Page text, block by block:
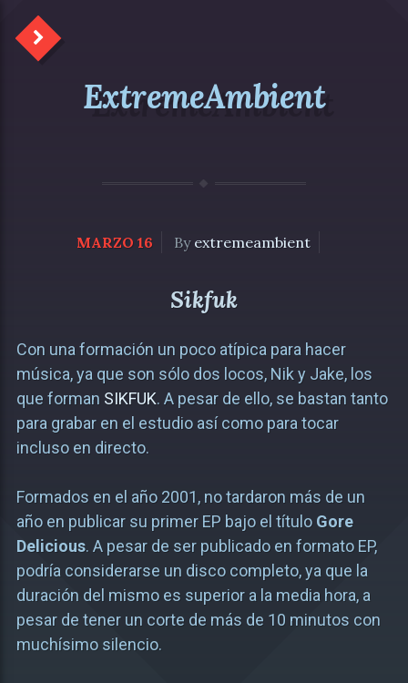
ExtremeAmbient
MARZO 16 By extremeambient
Sikfuk
Con una formación un poco atípica para hacer
música, ya que son sólo dos locos, Nik y Jake, los
que forman SIKFUK. A pesar de ello, se bastan tanto
para grabar en el estudio así como para tocar
incluso en directo.
Formados en el año 2001, no tardaron más de un
año en publicar su primer EP bajo el título Gore
Delicious. A pesar de ser publicado en formato EP,
podría considerarse un disco completo, ya que la
duración del mismo es superior a la media hora, a
pesar de tener un corte de más de 10 minutos con
muchísimo silencio.